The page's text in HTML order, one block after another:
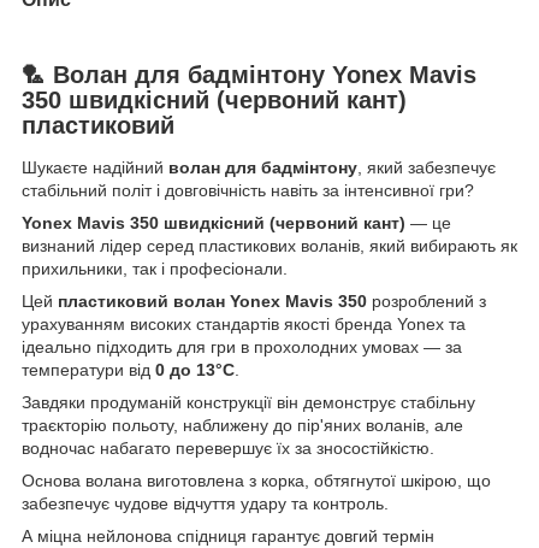
🏸 Волан для бадмінтону Yonex Mavis
350 швидкісний (червоний кант)
пластиковий
Шукаєте надійний волан для бадмінтону, який забезпечує
стабільний політ і довговічність навіть за інтенсивної гри?
Yonex Mavis 350 швидкісний (червоний кант) — це
визнаний лідер серед пластикових воланів, який вибирають як
прихильники, так і професіонали.
Цей пластиковий волан Yonex Mavis 350 розроблений з
урахуванням високих стандартів якості бренда Yonex та
ідеально підходить для гри в прохолодних умовах — за
температури від 0 до 13°C.
Завдяки продуманій конструкції він демонструє стабільну
траєкторію польоту, наближену до пір'яних воланів, але
водночас набагато перевершує їх за зносостійкістю.
Основа волана виготовлена з корка, обтягнутої шкірою, що
забезпечує чудове відчуття удару та контроль.
А міцна нейлонова спідниця гарантує довгий термін